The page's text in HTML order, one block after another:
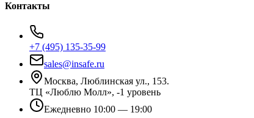
Контакты
+7 (495) 135-35-99
sales@insafe.ru
Москва, Люблинская ул., 153.
ТЦ «Люблю Молл», -1 уровень
Ежедневно 10:00 — 19:00